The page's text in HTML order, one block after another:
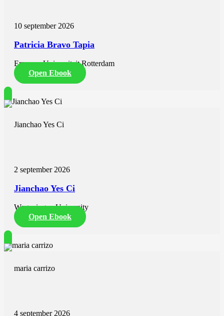
10 september 2026
Patricia Bravo Tapia
Erasmus Universiteit Rotterdam
Open Ebook
Jianchao Yes Ci
2 september 2026
Jianchao Yes Ci
Wageningen University
Open Ebook
maria carrizo
4 september 2026